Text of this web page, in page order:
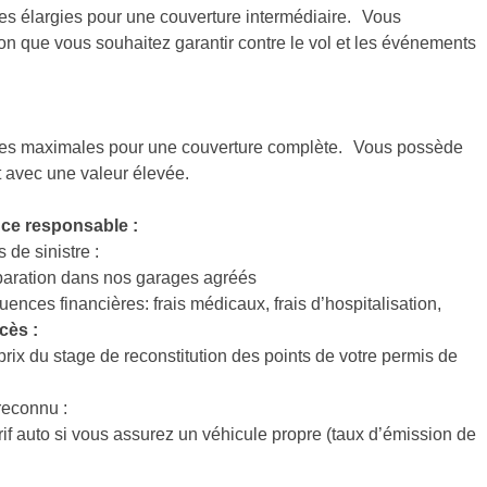
élargies pour une couverture intermédiaire. Vous
que vous souhaitez garantir contre le vol et les événements
maximales pour une couverture complète. Vous possède
une valeur élevée.
responsable :
de sinistre :
dans nos garages agréés
financières: frais médicaux, frais d’hospitalisation,
:
du stage de reconstitution des points de votre permis de
:
auto si vous assurez un véhicule propre (taux d’émission de